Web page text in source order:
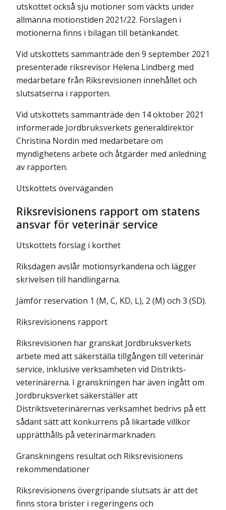
utskottet också sju motioner som väckts under
allmänna motionstiden 2021/22. Förslagen i
motionerna finns i bilagan till betänkandet.
Vid utskottets sammanträde den 9 september 2021
presenterade riksrevisor Helena Lindberg med
medarbetare från Riksrevisionen innehållet och
slutsatserna i rapporten.
Vid utskottets sammanträde den 14 oktober 2021
informerade Jordbruksverkets generaldirektör
Christina Nordin med medarbetare om
myndighetens arbete och åtgärder med anledning
av rapporten.
Utskottets överväganden
Riksrevisionens rapport om statens
ansvar för veterinär service
Utskottets förslag i korthet
Riksdagen avslår motionsyrkandena och lägger
skrivelsen till handlingarna.
Jämför reservation 1 (M, C, KD, L), 2 (M) och 3 (SD).
Riksrevisionens rapport
Riksrevisionen har granskat Jordbruksverkets
arbete med att säkerställa tillgången till veterinär
service, inklusive verksamheten vid Distrikts­
veterinärerna. I granskningen har även ingått om
Jordbruksverket säkerställer att
Distriktsveterinärernas verksamhet bedrivs på ett
sådant sätt att konkurrens på likartade villkor
upprätthålls på veterinärmarknaden.
Granskningens resultat och Riksrevisionens
rekommendationer
Riksrevisionens övergripande slutsats är att det
finns stora brister i regeringens och